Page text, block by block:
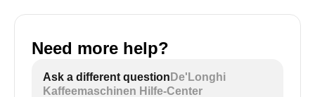
Need more help?
Ask a different question De'Longhi
Kaffeemaschinen Hilfe-Center